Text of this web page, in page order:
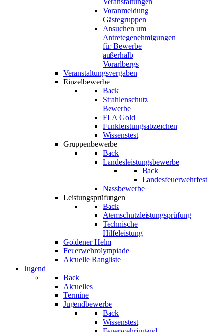
Veranstaltungen
Voranmeldung
Gästegruppen
Ansuchen um
Antretegenehmigungen
für Bewerbe
außerhalb
Vorarlbergs
Veranstaltungsvergaben
Einzelbewerbe
Back
Strahlenschutz
Bewerbe
FLA Gold
Funkleistungsabzeichen
Wissenstest
Gruppenbewerbe
Back
Landesleistungsbewerbe
Back
Landesfeuerwehrfest
Nassbewerbe
Leistungsprüfungen
Back
Atemschutzleistungsprüfung
Technische
Hilfeleistung
Goldener Helm
Feuerwehrolympiade
Aktuelle Rangliste
Jugend
Back
Aktuelles
Termine
Jugendbewerbe
Back
Wissenstest